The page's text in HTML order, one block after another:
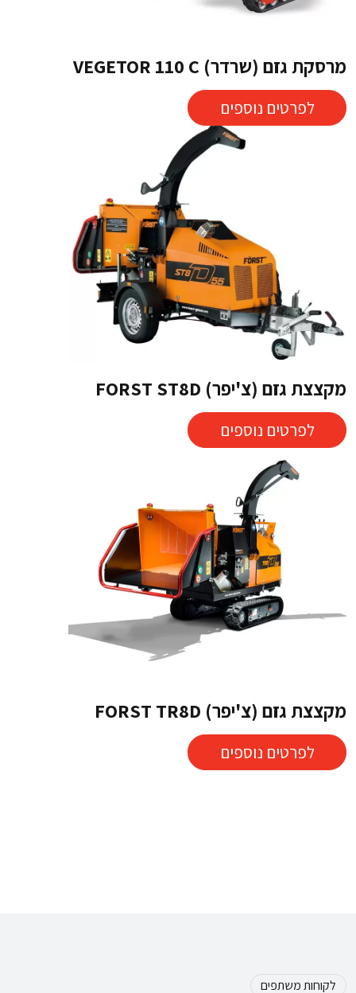
מרסקת גזם (שרדר) VEGETOR 110 C
לפרטים נוספים
מקצצת גזם (צ'יפר) FORST ST8D
לפרטים נוספים
מקצצת גזם (צ'יפר) FORST TR8D
לפרטים נוספים
לקוחות משתפים